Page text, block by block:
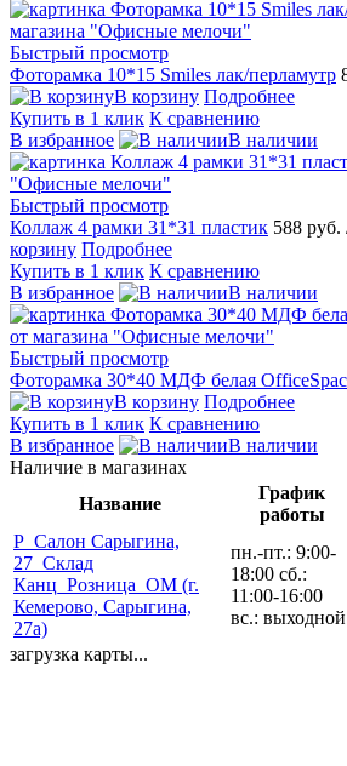
Быстрый просмотр
Фоторамка 10*15 Smiles лак/перламутр
В корзину Подробнее
Купить в 1 клик К сравнению
В избранное
В наличии
Быстрый просмотр
Коллаж 4 рамки 31*31 пластик 588 руб.
корзину Подробнее
Купить в 1 клик К сравнению
В избранное
В наличии
Быстрый просмотр
Фоторамка 30*40 МДФ белая
В корзину Подробнее
Купить в 1 клик К сравнению
В избранное
В наличии
Наличие в магазинах
Название
График
работы
Р_Салон Сарыгина,
27_Склад
Канц_Розница_ОМ (г.
Кемерово, Сарыгина,
27а)
пн.-пт.: 9:00-
18:00 сб.:
11:00-16:00
вс.: выходной
загрузка карты...